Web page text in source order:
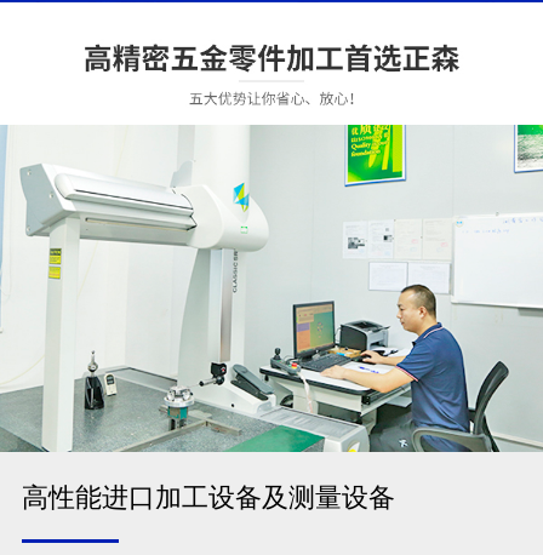
高性能进口加工设备及测量设备